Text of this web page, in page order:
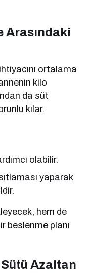
Arasındaki
ortalama
kilo
da süt
kılar.
olabilir.
yaparak
hem de
beslenme planı
Sütü Azaltan